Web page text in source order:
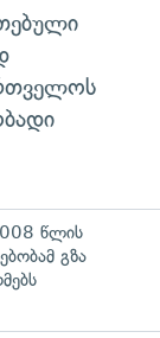
წლის
გზა